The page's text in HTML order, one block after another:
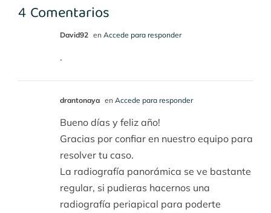
4 Comentarios
David92 en Accede para responder
.
drantonaya en Accede para responder
Bueno días y feliz año!
Gracias por confiar en nuestro equipo para
resolver tu caso.
La radiografía panorámica se ve bastante
regular, si pudieras hacernos una
radiografía periapical para poderte